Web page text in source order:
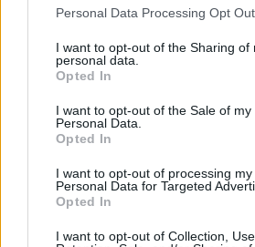
Please note that this website/app uses
not limited to your visit or usage
grant or deny consent to Google and
use your data for below specified
consent section.
Personal Data Processing Opt
I want to opt-out of the Sharing of
personal data.
Opted In
I want to opt-out of the Sale of my
Personal Data.
Opted In
I want to opt-out of processing my
Personal Data for Targeted
Opted In
I want to opt-out of Collection, Use,
Ο άνδρας μεταφέρεται με
Μύτικα, από όπου θα